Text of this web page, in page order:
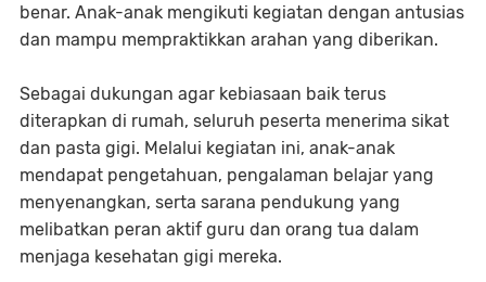
benar. Anak-anak mengikuti kegiatan dengan antusias
dan mampu mempraktikkan arahan yang diberikan.
Sebagai dukungan agar kebiasaan baik terus
diterapkan di rumah, seluruh peserta menerima sikat
dan pasta gigi. Melalui kegiatan ini, anak-anak
mendapat pengetahuan, pengalaman belajar yang
menyenangkan, serta sarana pendukung yang
melibatkan peran aktif guru dan orang tua dalam
menjaga kesehatan gigi mereka.